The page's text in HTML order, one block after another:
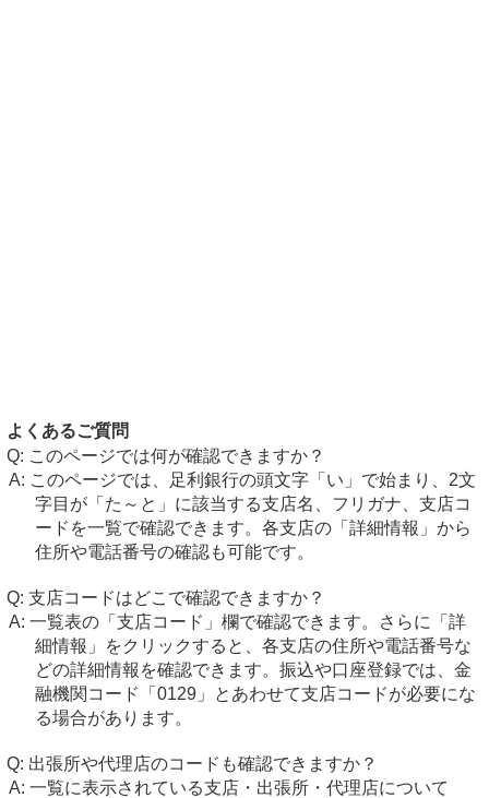
よくあるご質問
このページでは何が確認できますか？
このページでは、足利銀行の頭文字「い」で始まり、2文
字目が「た～と」に該当する支店名、フリガナ、支店コ
ードを一覧で確認できます。各支店の「詳細情報」から
住所や電話番号の確認も可能です。
支店コードはどこで確認できますか？
一覧表の「支店コード」欄で確認できます。さらに「詳
細情報」をクリックすると、各支店の住所や電話番号な
どの詳細情報を確認できます。振込や口座登録では、金
融機関コード「0129」とあわせて支店コードが必要にな
る場合があります。
出張所や代理店のコードも確認できますか？
一覧に表示されている支店・出張所・代理店について